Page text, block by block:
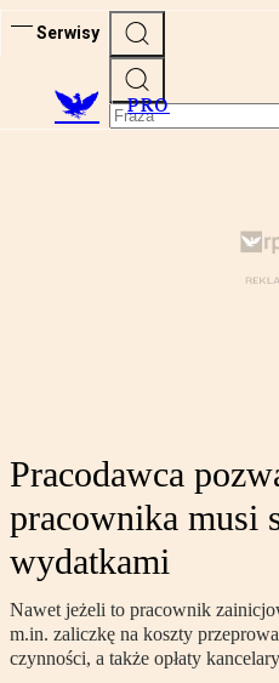
Serwisy
PRO
Pracodawca
pracownika musi
wydatkami
Nawet jeżeli to pracownik
m.in. zaliczkę na koszty
czynności, a także opłaty